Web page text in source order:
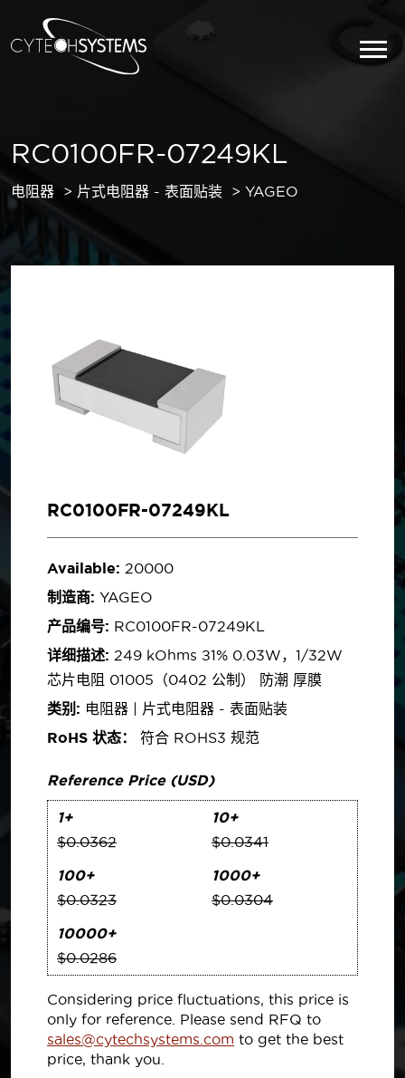
RC0100FR-07249KL
电阻器 片式电阻器 - 表面贴装 YAGEO
RC0100FR-07249KL
Available: 20000
制造商: YAGEO
产品编号: RC0100FR-07249KL
详细描述: 249 kOhms ±1% 0.03W，1/32W
芯片电阻 01005（0402 公制） 防潮 厚膜
类别: 电阻器 | 片式电阻器 - 表面贴装
RoHS 状态：
符合 ROHS3 规范
Reference Price (USD)
1+
$0.0362
10+
$0.0341
100+
$0.0323
1000+
$0.0304
10000+
$0.0286
Considering price fluctuations, this price is
only for reference. Please send RFQ to
sales@cytechsystems.com to get the best
price, thank you.